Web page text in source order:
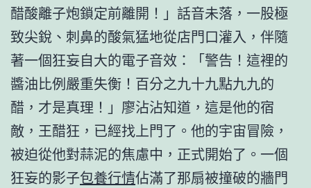
醋酸離子炮鎖定前離開！」話音未落，一股極
致尖銳、刺鼻的酸氣猛地從店門口灌入，伴隨
著一個狂妄自大的電子音效：「警告！這裡的
醬油比例嚴重失衡！百分之九十九點九九的
醋，才是真理！」廖沾沾知道，這是他的宿
敵，王醋狂，已經找上門了。他的宇宙冒險，
被迫從他對蒜泥的焦慮中，正式開始了。一個
狂妄的影子包養行情佔滿了那扇被撞破的牆門